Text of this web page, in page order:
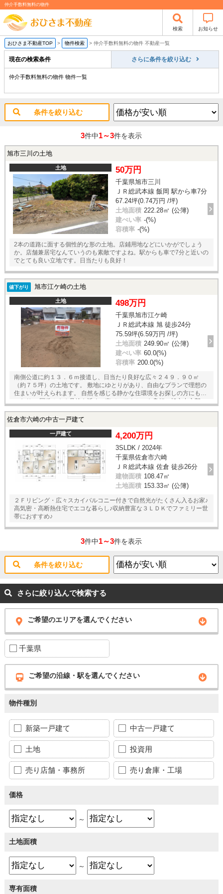
仲介手数料無料の物件
検索 お知らせ
おひさま不動産TOP > 物件検索 > 仲介手数料無料の物件 不動産一覧
現在の検索条件 さらに条件を絞り込む
仲介手数料無料の物件 物件一覧
条件を絞り込む
3件中1～3件を表示
旭市三川の土地
土地 50万円
千葉県旭市三川
ＪＲ総武本線 飯岡 駅から車7分
67.24坪(0.74万円 /坪)
土地面積 222.28㎡ (公簿)
建ぺい率 -(%)
容積率 -(%)
2本の道路に面する個性的な形の土地。店鋪用地などにいかがでしょう
か。店舗兼居宅なんていうのも素敵ですよね。駅からも車で7分と近いの
でとても良い立地です。日当たりも良好！
値下がり 旭市江ケ崎の土地
土地 498万円
千葉県旭市江ケ崎
ＪＲ総武本線 旭 徒歩24分
75.59坪(6.59万円 /坪)
土地面積 249.90㎡ (公簿)
建ぺい率 60.0(%)
容積率 200.0(%)
南側公道に約１３．６ｍ接道し、日当たり良好な広々２４９．９０㎡
（約７５坪）の土地です。 敷地にゆとりがあり、自由なプランで理想の
住まいが叶えられます。 自然を感じる静かな住環境をお探しの方にもぴ
ったり。 国道１２６号線も近く、車でのアクセスも良好。旭市中心部へ
ちろん、セカンドハウスや多目的利用にもおすすめの一画です。
佐倉市六崎の中古一戸建て
一戸建て 4,200万円
3SLDK / 2024年
千葉県佐倉市六崎
ＪＲ総武本線 佐倉 徒歩26分
建物面積 108.47㎡
土地面積 153.33㎡ (公簿)
２Ｆリビング・広々スカイバルコニー付きで自然光がたくさん入るお家♪
高気密・高断熱住宅でエコな暮らし♪収納豊富な３ＬＤＫでファミリー世
帯におすすめ♪
3件中1～3件を表示
条件を絞り込む
さらに絞り込んで検索する
ご希望のエリアを選んでください
千葉県
ご希望の沿線・駅を選んでください
物件種別
新築一戸建て 中古一戸建て
土地 投資用
売り店舗・事務所 売り倉庫・工場
価格
～
土地面積
～
専有面積